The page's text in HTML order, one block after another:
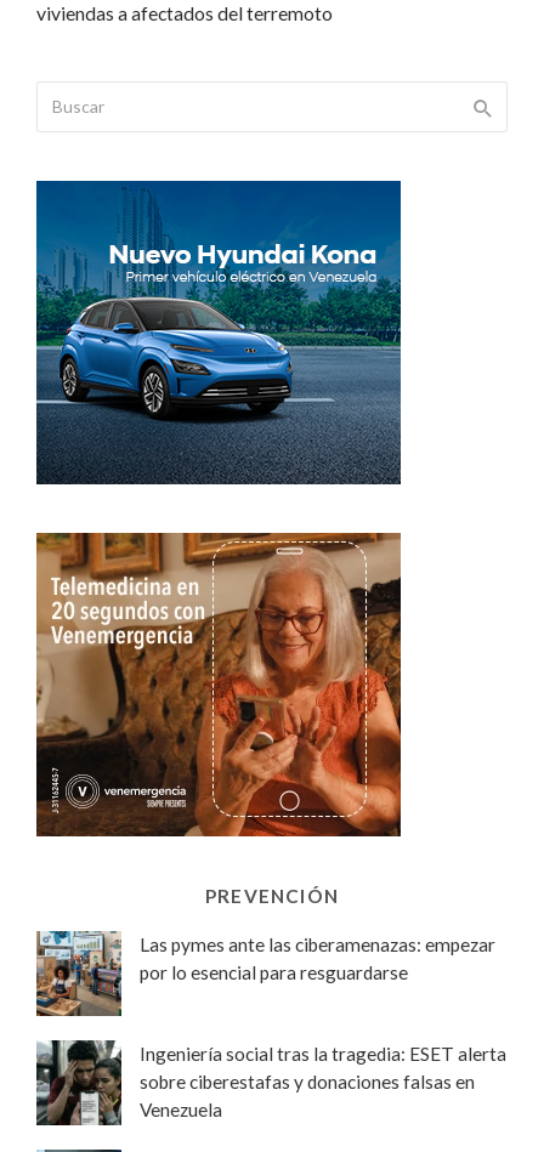
viviendas a afectados del terremoto
PREVENCIÓN
Las pymes ante las ciberamenazas: empezar
por lo esencial para resguardarse
Ingeniería social tras la tragedia: ESET alerta
sobre ciberestafas y donaciones falsas en
Venezuela